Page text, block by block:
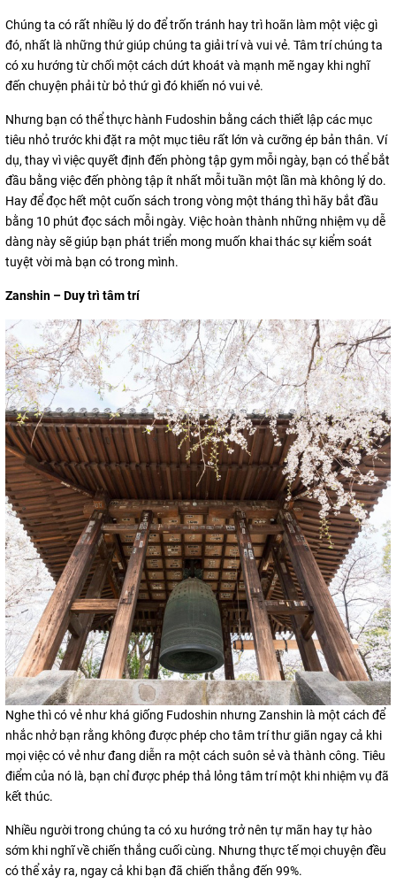
Chúng ta có rất nhiều lý do để trốn tránh hay trì hoãn làm một việc gì
đó, nhất là những thứ giúp chúng ta giải trí và vui vẻ. Tâm trí chúng ta
có xu hướng từ chối một cách dứt khoát và mạnh mẽ ngay khi nghĩ
đến chuyện phải từ bỏ thứ gì đó khiến nó vui vẻ.
Nhưng bạn có thể thực hành Fudoshin bằng cách thiết lập các mục
tiêu nhỏ trước khi đặt ra một mục tiêu rất lớn và cưỡng ép bản thân. Ví
dụ, thay vì việc quyết định đến phòng tập gym mỗi ngày, bạn có thể bắt
đầu bằng việc đến phòng tập ít nhất mỗi tuần một lần mà không lý do.
Hay để đọc hết một cuốn sách trong vòng một tháng thì hãy bắt đầu
bằng 10 phút đọc sách mỗi ngày. Việc hoàn thành những nhiệm vụ dễ
dàng này sẽ giúp bạn phát triển mong muốn khai thác sự kiểm soát
tuyệt vời mà bạn có trong mình.
Zanshin – Duy trì tâm trí
Nghe thì có vẻ như khá giống Fudoshin nhưng Zanshin là một cách để
nhắc nhở bạn rằng không được phép cho tâm trí thư giãn ngay cả khi
mọi việc có vẻ như đang diễn ra một cách suôn sẻ và thành công. Tiêu
điểm của nó là, bạn chỉ được phép thả lỏng tâm trí một khi nhiệm vụ đã
kết thúc.
Nhiều người trong chúng ta có xu hướng trở nên tự mãn hay tự hào
sớm khi nghĩ về chiến thắng cuối cùng. Nhưng thực tế mọi chuyện đều
có thể xảy ra, ngay cả khi bạn đã chiến thắng đến 99%.